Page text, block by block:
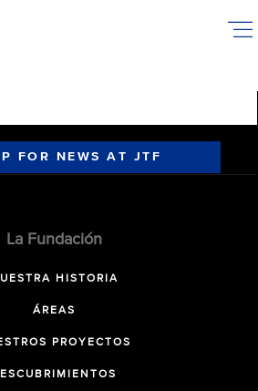
FOR NEWS AT JTF
La Fundación
HISTORIA
ÁREAS
PROYECTOS